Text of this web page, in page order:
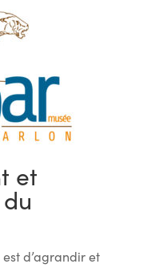
et
d’agrandir et